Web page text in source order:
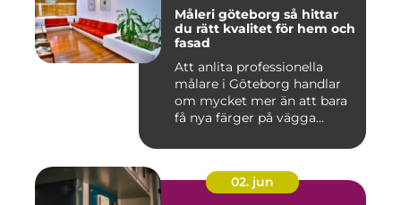
Måleri göteborg så hittar
du rätt kvalitet för hem och
fasad
Att anlita professionella
målare i Göteborg handlar
om mycket mer än att bara
få nya färger på vägga...
02. jun